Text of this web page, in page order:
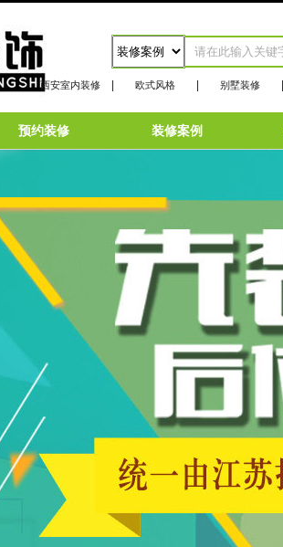
西安室内装修 欧式风格 别墅装修
预约装修 装修案例